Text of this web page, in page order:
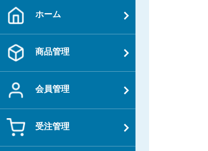
ホーム
商品管理
会員管理
受注管理